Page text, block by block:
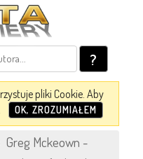
?
pliki Cookie. Aby
OK, ZROZUMIAŁEM
Greg Mckeown -